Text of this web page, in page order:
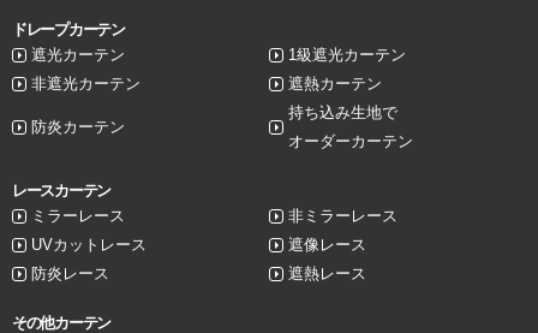
ドレープカーテン
遮光カーテン
1級遮光カーテン
非遮光カーテン
遮熱カーテン
防炎カーテン
持ち込み生地で
オーダーカーテン
レースカーテン
ミラーレース
非ミラーレース
UVカットレース
遮像レース
防炎レース
遮熱レース
その他カーテン